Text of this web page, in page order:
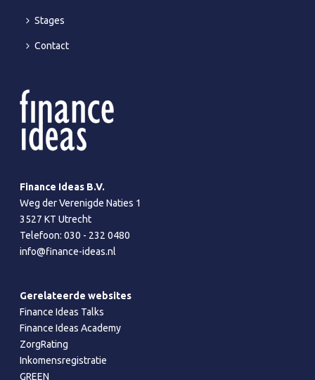
Stages
Contact
Finance Ideas B.V.
Weg der Verenigde Naties 1
3527 KT Utrecht
Telefoon:030 - 232 0480
info@finance-ideas.nl
Gerelateerde websites
Finance Ideas Talks
Finance Ideas Academy
ZorgRating
Inkomensregistratie
GREEN